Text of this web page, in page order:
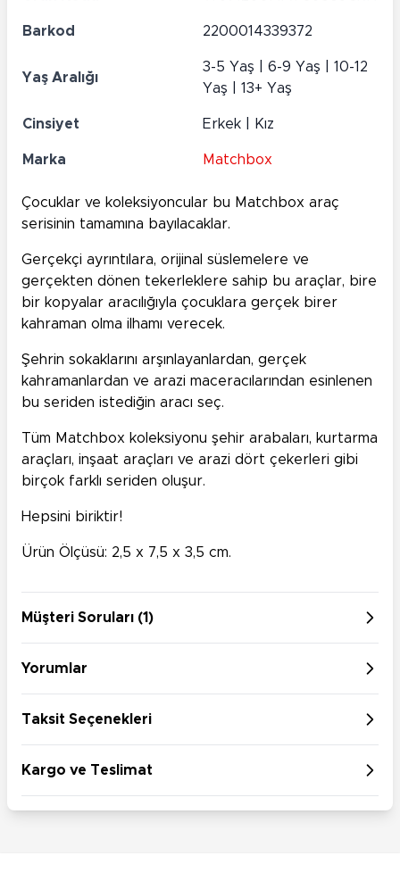
Barkod 2200014339372
Yaş Aralığı
3-5 Yaş | 6-9 Yaş | 10-12
Yaş | 13+ Yaş
Cinsiyet Erkek | Kız
Marka Matchbox
Çocuklar ve koleksiyoncular bu Matchbox araç
serisinin tamamına bayılacaklar.
Gerçekçi ayrıntılara, orijinal süslemelere ve
gerçekten dönen tekerleklere sahip bu araçlar, bire
bir kopyalar aracılığıyla çocuklara gerçek birer
kahraman olma ilhamı verecek.
Şehrin sokaklarını arşınlayanlardan, gerçek
kahramanlardan ve arazi maceracılarından esinlenen
bu seriden istediğin aracı seç.
Tüm Matchbox koleksiyonu şehir arabaları, kurtarma
araçları, inşaat araçları ve arazi dört çekerleri gibi
birçok farklı seriden oluşur.
Hepsini biriktir!
Ürün Ölçüsü: 2,5 x 7,5 x 3,5 cm.
Müşteri Soruları (1)
Yorumlar
Taksit Seçenekleri
Kargo ve Teslimat